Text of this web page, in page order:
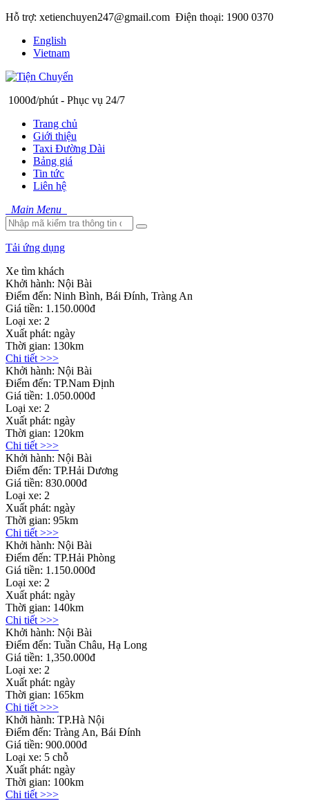
Hỗ trợ: xetienchuyen247@gmail.com Điện thoại: 1900 0370
English
Vietnam
1000đ/phút - Phục vụ 24/7
Trang chủ
Giới thiệu
Taxi Đường Dài
Bảng giá
Tin tức
Liên hệ
Main Menu
Tải ứng dụng
Xe tìm khách
Khởi hành: Nội Bài
Điểm đến: Ninh Bình, Bái Đính, Tràng An
Giá tiền: 1.150.000đ
Loại xe: 2
Xuất phát: ngày
Thời gian: 130km
Chi tiết >>>
Khởi hành: Nội Bài
Điểm đến: TP.Nam Định
Giá tiền: 1.050.000đ
Loại xe: 2
Xuất phát: ngày
Thời gian: 120km
Chi tiết >>>
Khởi hành: Nội Bài
Điểm đến: TP.Hải Dương
Giá tiền: 830.000đ
Loại xe: 2
Xuất phát: ngày
Thời gian: 95km
Chi tiết >>>
Khởi hành: Nội Bài
Điểm đến: TP.Hải Phòng
Giá tiền: 1.150.000đ
Loại xe: 2
Xuất phát: ngày
Thời gian: 140km
Chi tiết >>>
Khởi hành: Nội Bài
Điểm đến: Tuần Châu, Hạ Long
Giá tiền: 1,350.000đ
Loại xe: 2
Xuất phát: ngày
Thời gian: 165km
Chi tiết >>>
Khởi hành: TP.Hà Nội
Điểm đến: Tràng An, Bái Đính
Giá tiền: 900.000đ
Loại xe: 5 chỗ
Xuất phát: ngày
Thời gian: 100km
Chi tiết >>>